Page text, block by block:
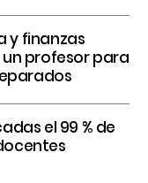
y finanzas
profesor para
el 99 % de